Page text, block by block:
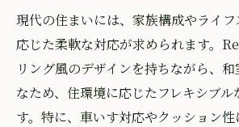
現代の住まいには、家族構成やライ
応じた柔軟な対応が求められます。
リング風のデザインを持ちながら、
なため、住環境に応じたフレキシブル
す。特に、車いす対応やクッション